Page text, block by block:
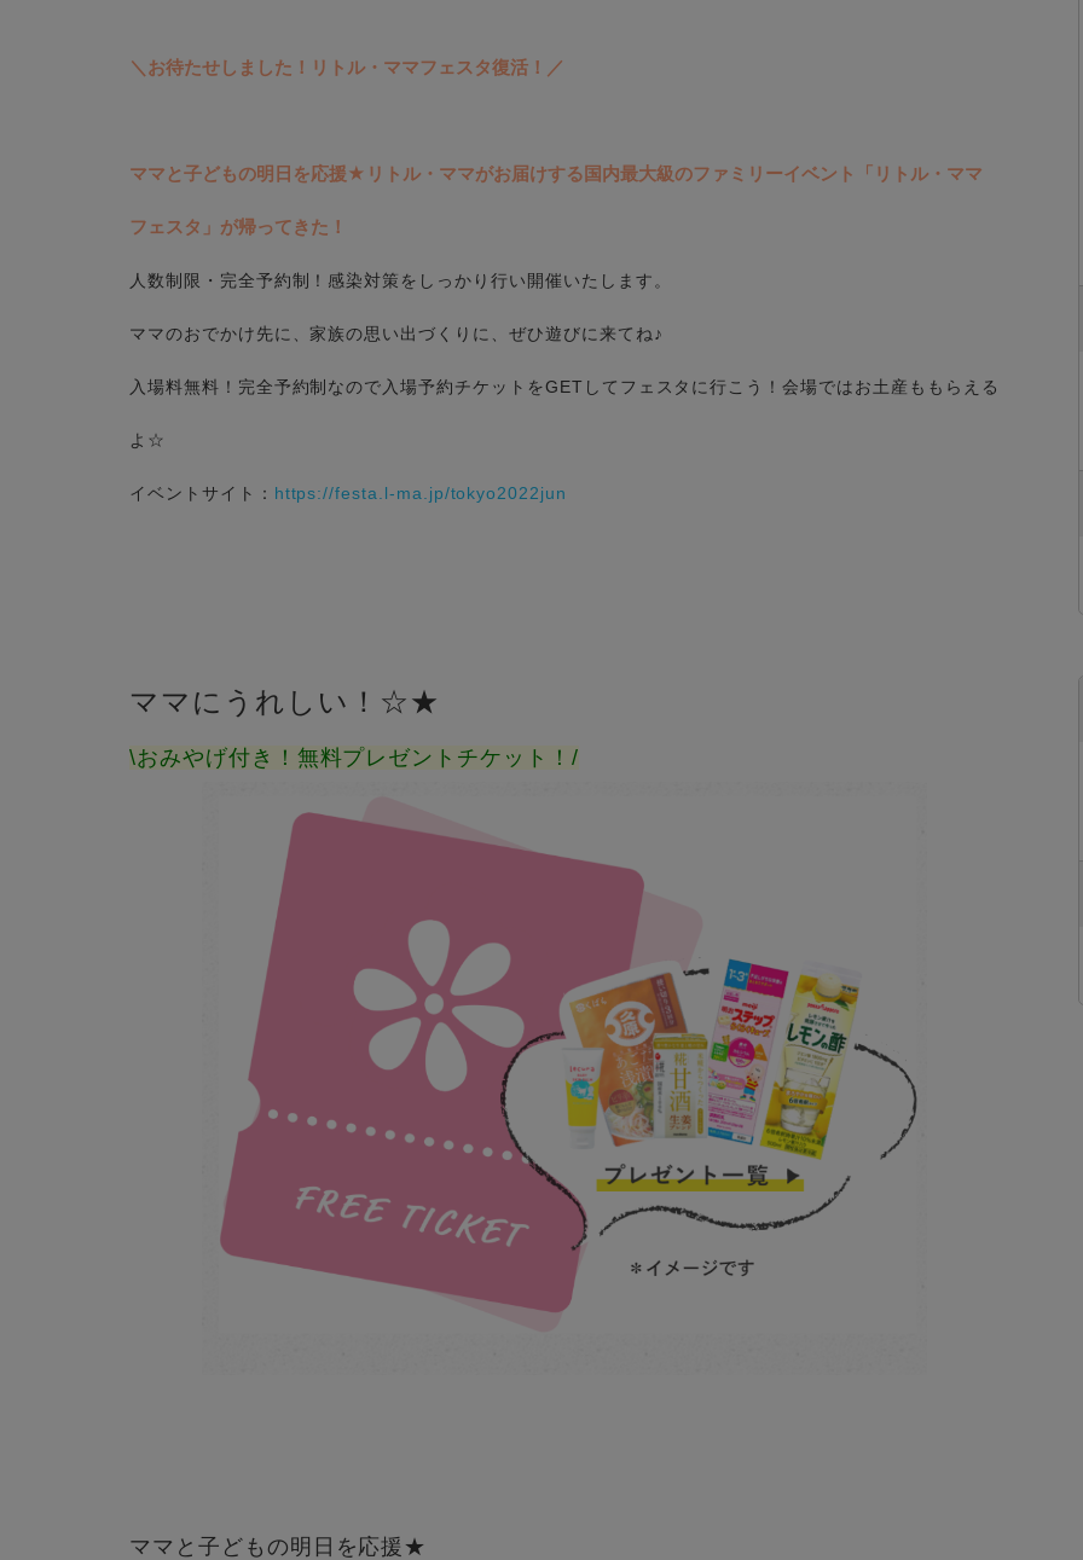
＼お待たせしました！リトル・ママフェスタ復活！／
ママと子どもの明日を応援★リトル・ママがお届けする国内最大級のファミリーイベント「リトル・ママ
フェスタ」が帰ってきた！
人数制限・完全予約制！感染対策をしっかり行い開催いたします。
ママのおでかけ先に、家族の思い出づくりに、ぜひ遊びに来てね♪
入場料無料！完全予約制なので入場予約チケットをGETしてフェスタに行こう！会場ではお土産ももらえる
よ☆
イベントサイト： https://festa.l-ma.jp/tokyo2022jun
ママにうれしい！☆★
\おみやげ付き！無料プレゼントチケット！/
ママと子どもの明日を応援★